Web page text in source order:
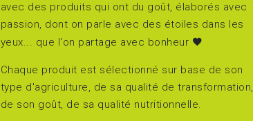
avec des produits qui ont du goût, élaborés avec
passion, dont on parle avec des étoiles dans les
yeux... que l'on partage avec bonheur
Chaque produit est sélectionné sur base de son
type d'agriculture, de sa qualité de transformation,
de son goût, de sa qualité nutritionnelle.